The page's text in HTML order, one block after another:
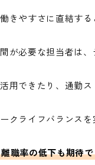
きやすさに直結す
が必要な担当者は
用できたり、通勤
クライフバランスを
職率の低下も期待